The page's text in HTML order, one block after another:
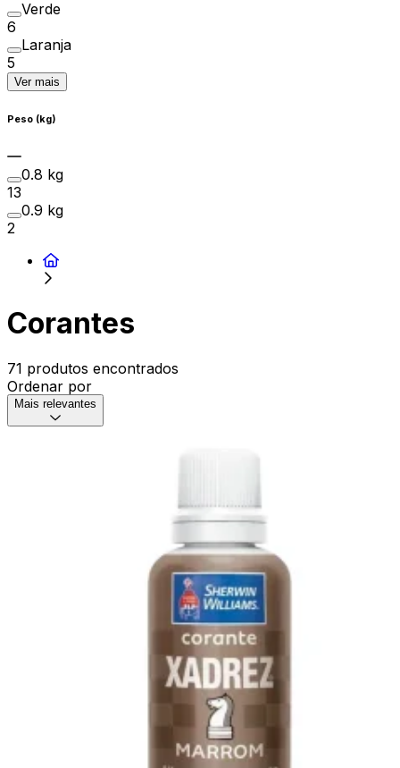
Verde
6
Laranja
5
Ver mais
Peso (kg)
0.8 kg
13
0.9 kg
2
Corantes
71 produtos encontrados
Ordenar por
Mais relevantes